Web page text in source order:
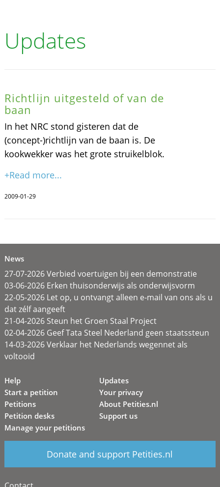
Updates
Richtlijn uitgesteld of van de
baan
In het NRC stond gisteren dat de
(concept-)richtlijn van de baan is. De
kookwekker was het grote struikelblok.
+Read more...
2009-01-29
News
27-07-2026 Verbied voertuigen bij een demonstratie
03-06-2026 Erken thuisonderwijs als onderwijsvorm
22-05-2026 Let op, u ontvangt alleen e-mail van ons als u
dat zélf aangeeft
21-04-2026 Steun het Groen Staal Project
02-04-2026 Geef Tata Steel Nederland geen staatssteun
14-03-2026 Verklaar het Nederlands wegennet als
voltooid
Help
Start a petition
Petitions
Petition desks
Manage your petitions
Updates
Your privacy
About Petities.nl
Support us
Donate and support Petities.nl